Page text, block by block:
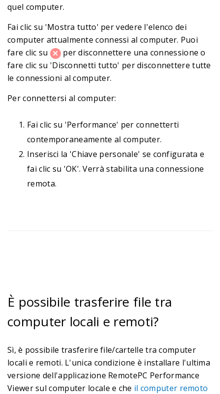
quel computer.
Fai clic su 'Mostra tutto' per vedere l'elenco dei
computer attualmente connessi al computer. Puoi
fare clic su
per disconnettere una connessione o
fare clic su 'Disconnetti tutto' per disconnettere tutte
le connessioni al computer.
Per connettersi al computer:
Fai clic su 'Performance' per connetterti
contemporaneamente al computer.
Inserisci la 'Chiave personale' se configurata e
fai clic su 'OK'. Verrà stabilita una connessione
remota.
È possibile trasferire file tra
computer locali e remoti?
Sì, è possibile trasferire file/cartelle tra computer
locali e remoti. L'unica condizione è installare l'ultima
versione dell'applicazione RemotePC Performance
Viewer sul computer locale e che il computer remoto